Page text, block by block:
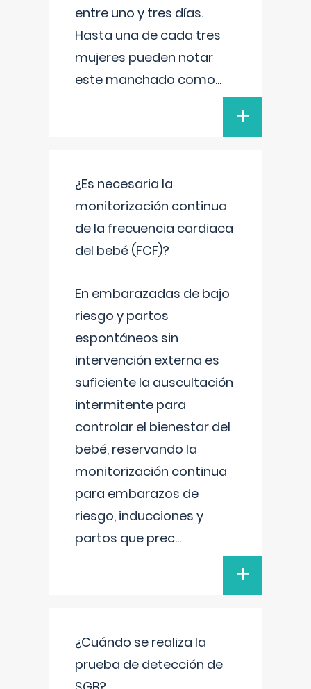
entre uno y tres días.
Hasta una de cada tres
mujeres pueden notar
este manchado como...
+
¿Es necesaria la
monitorización continua
de la frecuencia cardiaca
del bebé (FCF)?
En embarazadas de bajo
riesgo y partos
espontáneos sin
intervención externa es
suficiente la auscultación
intermitente para
controlar el bienestar del
bebé, reservando la
monitorización continua
para embarazos de
riesgo, inducciones y
partos que prec...
+
¿Cuándo se realiza la
prueba de detección de